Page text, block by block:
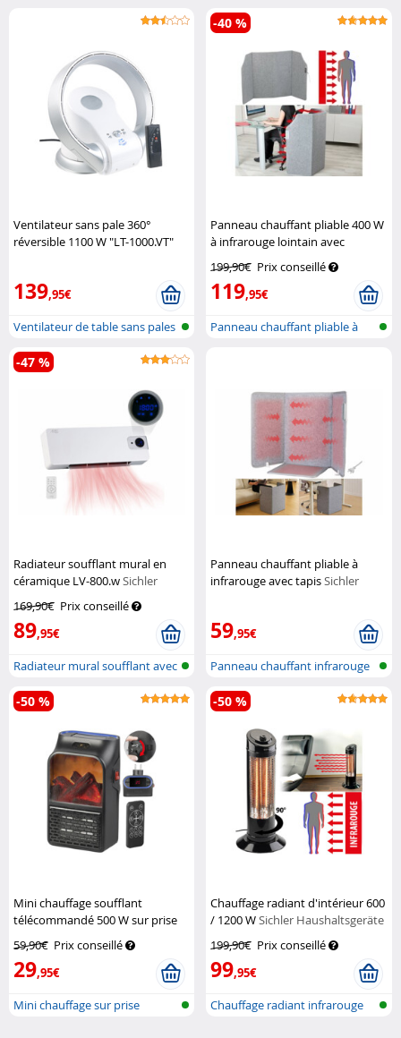
et p...
Ventilateur sans pale 360°
réversible 1100 W "LT-1000.VT"
139,95€
Ventilateur de table sans pales
ave...
Panneau chauffant pliable 400 W
à infrarouge lointain avec
3 niveaux de chauffe, jusqu'à
65 °CSichler Haushaltsgeräte
199,90€ Prix conseillé
119,95€
-40 %
Panneau chauffant pliable à
Radiateur soufflant mural en
céramique LV-800.wSichler
169,90€ Prix conseillé
89,95€
-47 %
Radiateur mural soufflant avec
ther...
Panneau chauffant pliable à
infrarouge avec tapisSichler
59,95€
Panneau chauffant infrarouge
pliabl...
Mini chauffage soufflant
télécommandé 500 W sur prise
secteur - LV-255.LED Sichler
Haushaltsgeräte
59,90€ Prix conseillé
29,95€
-50 %
Mini chauffage sur prise
Chauffage radiant d'intérieur 600
/ 1200 WSichler Haushaltsgeräte
199,90€ Prix conseillé
99,95€
-50 %
Chauffage radiant infrarouge